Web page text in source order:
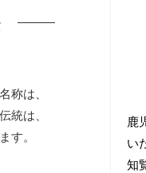
称は、
統は、
す。
鹿
い
知